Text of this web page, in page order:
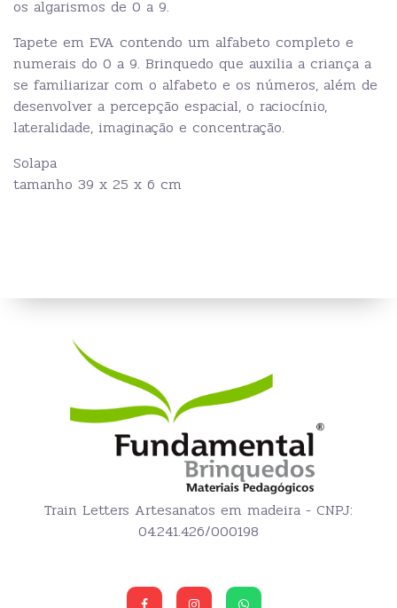
os algarismos de 0 a 9.
Tapete em EVA contendo um alfabeto completo e
numerais do 0 a 9. Brinquedo que auxilia a criança a
se familiarizar com o alfabeto e os números, além de
desenvolver a percepção espacial, o raciocínio,
lateralidade, imaginação e concentração.
Solapa
tamanho 39 x 25 x 6 cm
Train Letters Artesanatos em madeira - CNPJ:
04.241.426/000198